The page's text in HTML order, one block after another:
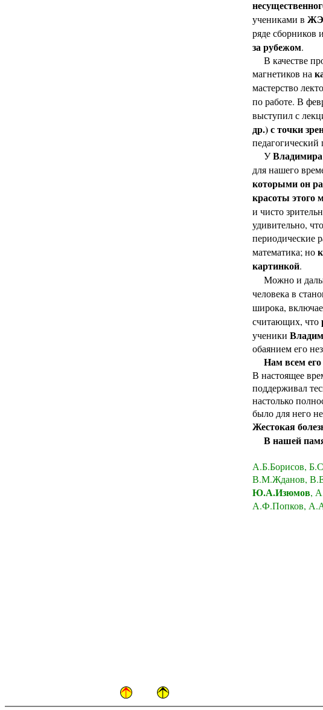
учениками в
ряде сборников
за рубежом.
В качестве
магнетиков на
мастерство
по работе. В
выступил с
др.) с точки
педагогический
У
для нашего
которыми он
красоты этого
и чисто
удивительно,
периодические
математика; но
картинкой.
Можно и
человека в
широка,
считающих, что
ученики
обаянием его
Нам всем его
В настоящее
поддерживал
настолько
было для него
Жестокая
В нашей
А.Б.Борисов,
В.М.Жданов,
Ю.А.Изюмов,
А.Ф.Попков,